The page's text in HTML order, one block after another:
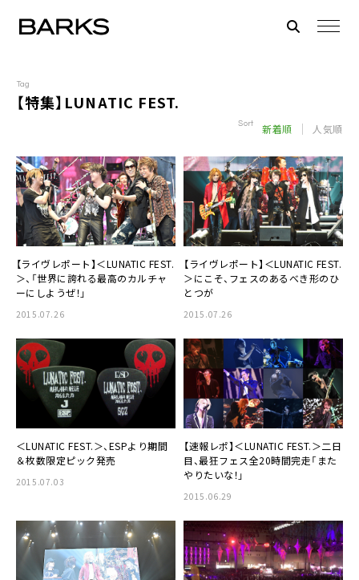
Tag
【特集】LUNATIC FEST.
Sort 新着順 人気順
【ライヴレポート】＜LUNATIC FEST.
＞、「世界に誇れる最高のカルチャ
ーにしようぜ！」
2015.07.26
【ライヴレポート】＜LUNATIC FEST.
＞にこそ、フェスのあるべき形のひ
とつが
2015.07.26
＜LUNATIC FEST.＞、ESPより期間
＆枚数限定ピック発売
2015.07.03
【速報レポ】＜LUNATIC FEST.＞二日
目、最狂フェス全20時間完走「また
やりたいな！」
2015.06.29